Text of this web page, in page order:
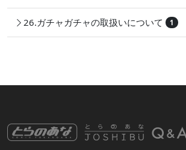
26.ガチャガチャの取扱いについて 1